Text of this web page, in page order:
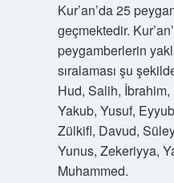
Kur’an’da 25
geçmektedir.
peygamberlerin
sıralaması şu
Hud, Salih,
Yakub, Yusuf,
Zülkifl, Davud,
Yunus, Zekeriyya,
Muhammed.